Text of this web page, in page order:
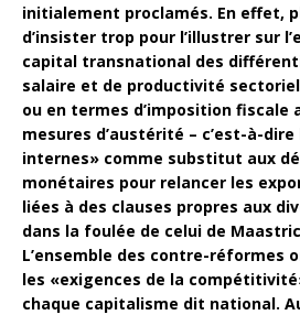
initialement proclamés. En effet,
d’insister trop pour l’illustrer sur
capital transnational des
salaire et de productivité
ou en termes d’imposition fiscale
mesures d’austérité – c’est-à-
internes» comme substitut aux
monétaires pour relancer les
liées à des clauses propres aux
dans la foulée de celui de
L’ensemble des contre-réformes
les «exigences de la
chaque capitalisme dit national.